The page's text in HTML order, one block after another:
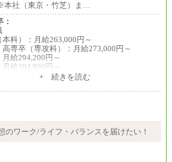
本社（東京・竹芝）ま…
科）：月給263,000円～
専卒（専攻科）：月給273,000円～
給294,200円～
給304,800円～
らを入社後の実業務において発揮できると
あります
エイト職
+ 続きを読む
のワーク/ライフ・バランスを届けたい！